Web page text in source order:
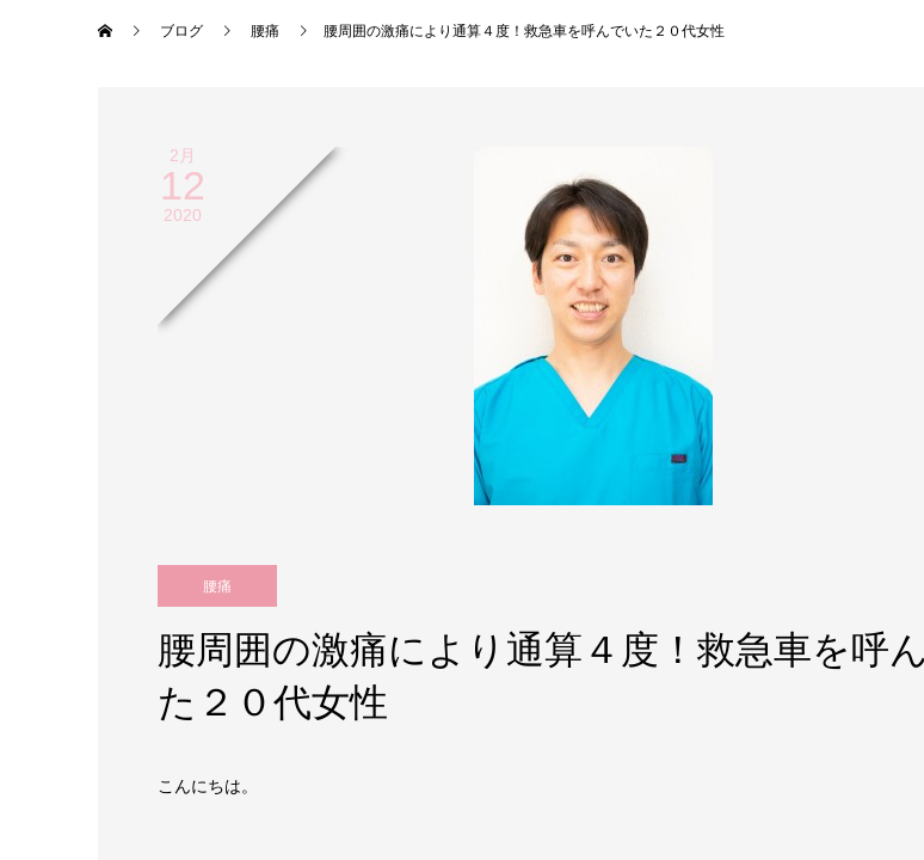
ブログ 腰痛 腰周囲の激痛により通算４度！救急車を呼んでいた２０代女性
2月
12
2020
腰痛
腰周囲の激痛により通算４度！救急車を呼
た２０代女性
こんにちは。